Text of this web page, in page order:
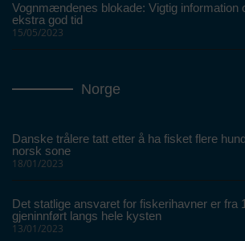
Vognmændenes blokade: Vigtig information
ekstra god tid
15/05/2023
Norge
Danske trålere tatt etter å ha fisket flere
norsk sone
18/01/2023
Det statlige ansvaret for fiskerihavner er fra
gjeninnført langs hele kysten
13/01/2023